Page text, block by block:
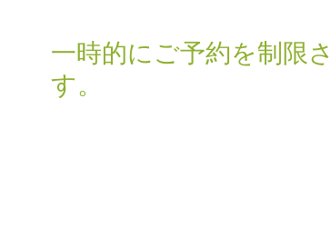
一時的にご予約を制限
す。